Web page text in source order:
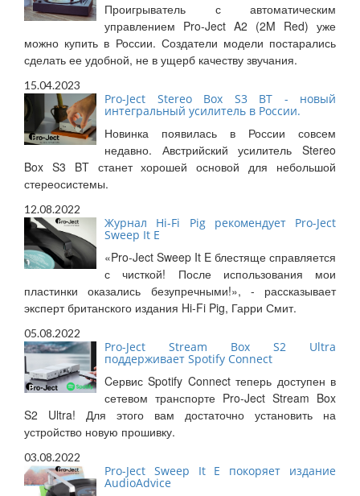
Проигрыватель с автоматическим
управлением Pro-Ject A2 (2M Red) уже
можно купить в России. Создатели модели постарались
сделать ее удобной, не в ущерб качеству звучания.
15.04.2023
Pro-Ject Stereo Box S3 BT - новый
интегральный усилитель в России.
Новинка появилась в России совсем
недавно. Австрийский усилитель Stereo
Box S3 BT станет хорошей основой для небольшой
стереосистемы.
12.08.2022
Журнал Hi-Fi Pig рекомендует Pro-Ject
Sweep It E
«Pro-Ject Sweep It E блестяще справляется
с чисткой! После использования мои
пластинки оказались безупречными!», - рассказывает
эксперт британского издания Hi-Fi Pig, Гарри Смит.
05.08.2022
Pro-Ject Stream Box S2 Ultra
поддерживает Spotify Connect
Cервис Spotify Connect теперь доступен в
сетевом транспорте Pro-Ject Stream Box
S2 Ultra! Для этого вам достаточно установить на
устройство новую прошивку.
03.08.2022
Pro-Ject Sweep It E покоряет издание
AudioAdvice